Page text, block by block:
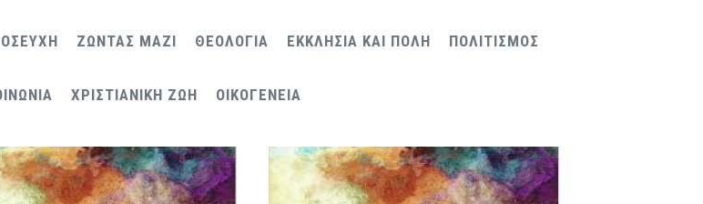
ΖΩΝΤΑΣ ΜΑΖΙ ΘΕΟΛΟΓΙΑ ΕΚΚΛΗΣΙΑ ΚΑΙ ΠΟΛΗ ΠΟΛΙΤΙΣΜΟΣ
ΧΡΙΣΤΙΑΝΙΚΗ ΖΩΗ ΟΙΚΟΓΕΝΕΙΑ